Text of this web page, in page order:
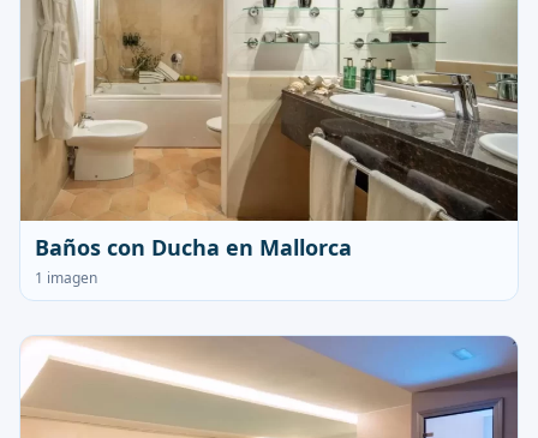
Baños con Ducha en Mallorca
1 imagen